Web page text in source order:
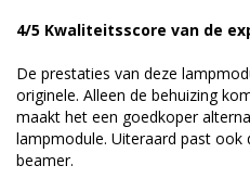
4/5 Kwaliteitsscore van de
De prestaties van deze
originele. Alleen de behuizing
maakt het een goedkoper
lampmodule. Uiteraard past ook
beamer.